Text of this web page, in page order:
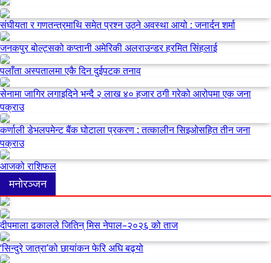
संघीयता र गणतन्त्रमाथि समेत प्रश्न उठ्ने अवस्था आयो : जनार्दन शर्मा
जनकपुर बोल्ट्सको कप्तानी अमेरिकी अलराउन्डर हरमित सिंहलाई
पलाँता अस्पतालमा एकै दिन दुईपटक तनाव
सेनामा जागिर लगाइदिने भन्दै २ लाख ४० हजार ठगी गरेको आरोपमा एक जना
पक्राउ
कर्णाली डेभलपमेन्ट बैंक घोटाला प्रकरण : तत्कालीन सिइओसहित तीन जना
पक्राउ
आजको राशिफल
मनोरञ्जन
दीपमाला ढकालले जितिन् मिस नेपाल–२०२६ को ताज
‘सिन्दुरे जात्रा’को छायांकन फेरि अघि बढ्यो